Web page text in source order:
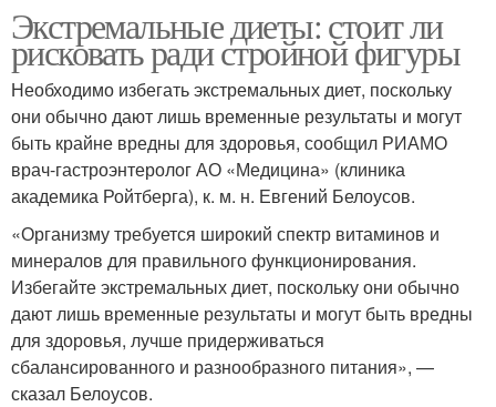
Экстремальные диеты: стоит ли
рисковать ради стройной фигуры
Необходимо избегать экстремальных диет, поскольку
они обычно дают лишь временные результаты и могут
быть крайне вредны для здоровья, сообщил РИАМО
врач-гастроэнтеролог АО «Медицина» (клиника
академика Ройтберга), к. м. н. Евгений Белоусов.
«Организму требуется широкий спектр витаминов и
минералов для правильного функционирования.
Избегайте экстремальных диет, поскольку они обычно
дают лишь временные результаты и могут быть вредны
для здоровья, лучше придерживаться
сбалансированного и разнообразного питания», —
сказал Белоусов.